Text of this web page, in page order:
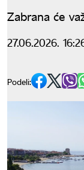
Zabrana će
27.06.2026.
Podeli: